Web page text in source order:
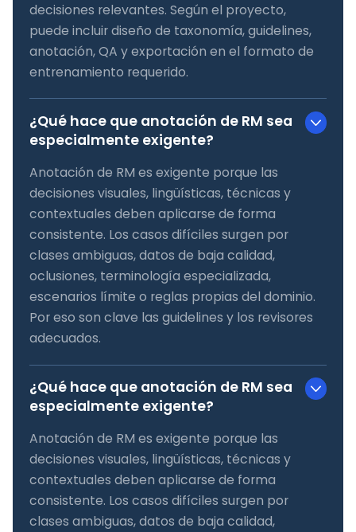
decisiones relevantes. Según el proyecto,
puede incluir diseño de taxonomía, guidelines,
anotación, QA y exportación en el formato de
entrenamiento requerido.
¿Qué hace que anotación de RM sea
especialmente exigente?
Anotación de RM es exigente porque las
decisiones visuales, lingüísticas, técnicas y
contextuales deben aplicarse de forma
consistente. Los casos difíciles surgen por
clases ambiguas, datos de baja calidad,
oclusiones, terminología especializada,
escenarios límite o reglas propias del dominio.
Por eso son clave las guidelines y los revisores
adecuados.
¿Qué hace que anotación de RM sea
especialmente exigente?
Anotación de RM es exigente porque las
decisiones visuales, lingüísticas, técnicas y
contextuales deben aplicarse de forma
consistente. Los casos difíciles surgen por
clases ambiguas, datos de baja calidad,